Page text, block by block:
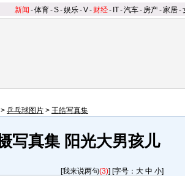
新闻 -体育-S-娱乐-V- 财经- IT-汽车- 房产-家居-
> 乒乓球图片 > 王皓写真集
写真集 阳光大男孩儿
[我来说两句(3)] [字号： 大 中 小]